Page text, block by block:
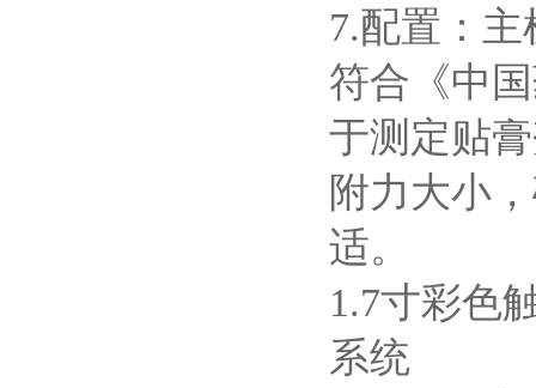
7.配置：
符合《中
于测定贴
附力大小‌
适。
1.7寸彩色
系统